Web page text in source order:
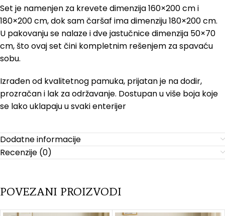
Set je namenjen za krevete dimenzija 160×200 cm i
180×200 cm, dok sam čaršaf ima dimenziju 180×200 cm.
U pakovanju se nalaze i dve jastučnice dimenzija 50×70
cm, što ovaj set čini kompletnim rešenjem za spavaću
sobu.
Izrađen od kvalitetnog pamuka, prijatan je na dodir,
prozračan i lak za održavanje. Dostupan u više boja koje
se lako uklapaju u svaki enterijer
Dodatne informacije
Recenzije (0)
POVEZANI PROIZVODI